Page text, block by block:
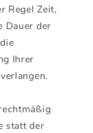
Regel Zeit,
Dauer der
Ihrer
statt der